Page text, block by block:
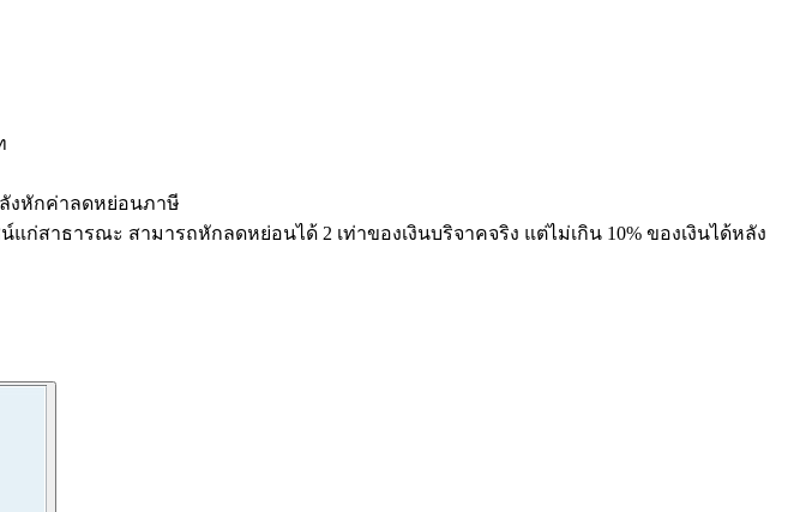
งหักค่าลดหย่อนภาษี
าธารณะ สามารถหักลดหย่อนได้ 2 เท่าของเงินบริจาคจริง แต่ไม่เกิน 10% ของเงินได้หลัง